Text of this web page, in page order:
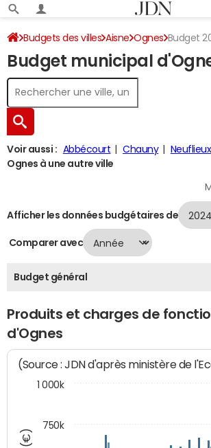
Budgets des villes Aisne Ognes Budget
Budget municipal
Voir aussi : Abbécourt Chauny Neuflieux
Ognes à une autre ville
Afficher les données budgétaires de
Comparer avec
Budget général
Produits et charges de
d'Ognes
(Source : JDN d'après ministère de
750k
1 000k